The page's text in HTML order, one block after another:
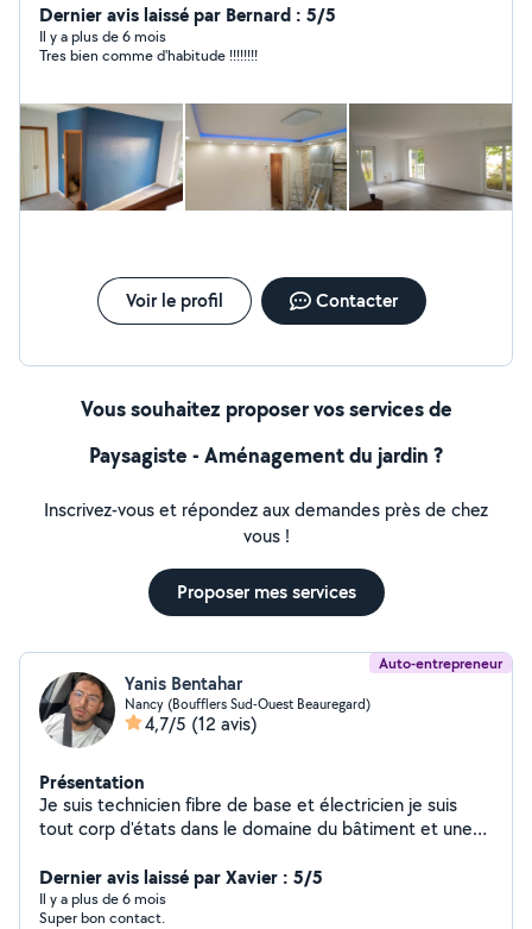
plomberie, menuiserie etc...
Dernier avis laissé par Bernard : 5/5
Il y a plus de 6 mois
Tres bien comme d'habitude !!!!!!!!
Voir le profil Contacter
Vous souhaitez proposer vos services de
Paysagiste - Aménagement du jardin ?
Inscrivez-vous et répondez aux demandes près de chez
vous !
Proposer mes services
Auto-entrepreneur
Yanis Bentahar
Nancy (Boufflers Sud-Ouest Beauregard)
4,7/5 (12 avis)
Présentation
Je suis technicien fibre de base et électricien je suis
tout corp d'états dans le domaine du bâtiment et une
Dernier avis laissé par Xavier : 5/5
Il y a plus de 6 mois
Super bon contact.